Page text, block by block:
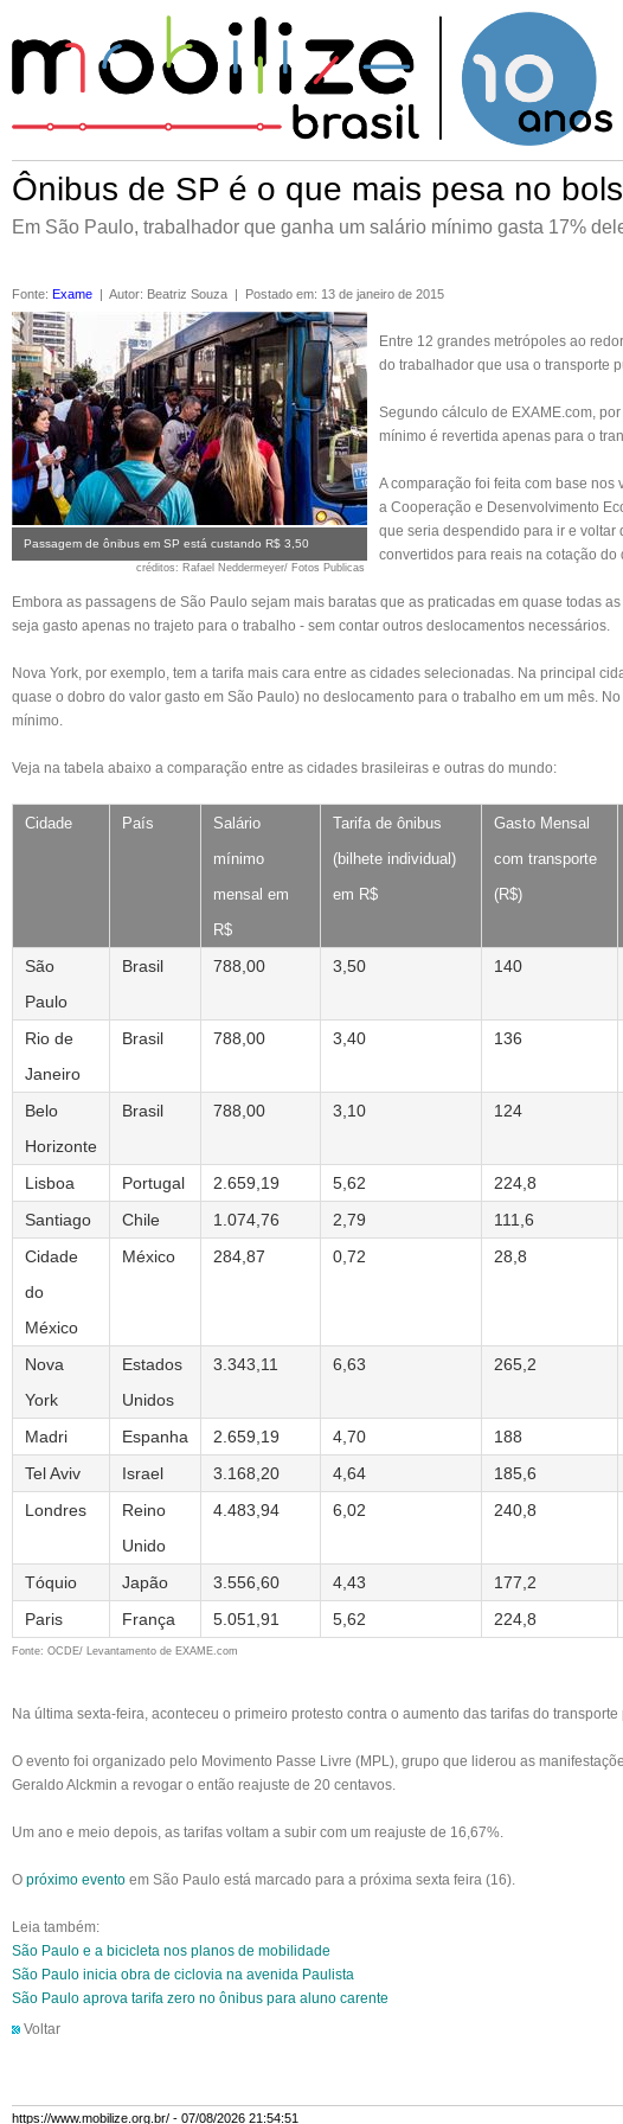
Ônibus de SP é o que mais pesa no
Em São Paulo, trabalhador que ganha um salário mínimo gasta 17%
Fonte: Exame | Autor: Beatriz Souza | Postado em: 13 de janeiro de 2015
Passagem de ônibus em SP está custando R$ 3,50
créditos: Rafael Neddermeyer/ Fotos Publicas
Entre 12 grandes metrópoles ao
do trabalhador que usa o transporte
Segundo cálculo de EXAME.com,
mínimo é revertida apenas para o
A comparação foi feita com base
a Cooperação e Desenvolvimento
que seria despendido para ir e voltar
convertidos para reais na cotação do
Embora as passagens de São Paulo sejam mais baratas que as praticadas em quase todas
seja gasto apenas no trajeto para o trabalho - sem contar outros deslocamentos necessários.
Nova York, por exemplo, tem a tarifa mais cara entre as cidades selecionadas. Na principal
quase o dobro do valor gasto em São Paulo) no deslocamento para o trabalho em um mês.
mínimo.
Veja na tabela abaixo a comparação entre as cidades brasileiras e outras do mundo:
Cidade País
Salário
mínimo
mensal em
R$
Tarifa de ônibus
(bilhete individual)
em R$
Gasto Mensal
com transporte
(R$)
São
Paulo
Brasil 788,00 3,50 140
Rio de
Janeiro
Brasil 788,00 3,40 136
Belo
Horizonte
Brasil 788,00 3,10 124
Lisboa Portugal 2.659,19 5,62 224,8
Santiago
Chile 1.074,76 2,79 111,6
Cidade
do
México
México 284,87 0,72 28,8
Nova
York
Estados
Unidos
3.343,11 6,63 265,2
Madri Espanha 2.659,19 4,70 188
Tel Aviv
Israel 3.168,20 4,64 185,6
Londres
Reino
Unido
4.483,94 6,02 240,8
Tóquio Japão 3.556,60 4,43 177,2
Paris
França 5.051,91 5,62 224,8
Fonte: OCDE/ Levantamento de EXAME.com
Na última sexta-feira, aconteceu o primeiro protesto contra o aumento das tarifas do transporte
O evento foi organizado pelo Movimento Passe Livre (MPL), grupo que liderou as
Geraldo Alckmin a revogar o então reajuste de 20 centavos.
Um ano e meio depois, as tarifas voltam a subir com um reajuste de 16,67%.
O próximo evento em São Paulo está marcado para a próxima sexta feira (16).
Leia também:
São Paulo e a bicicleta nos planos de mobilidade
São Paulo inicia obra de ciclovia na avenida Paulista
São Paulo aprova tarifa zero no ônibus para aluno carente
Voltar
https://www.mobilize.org.br/ - 07/08/2026 21:54:51